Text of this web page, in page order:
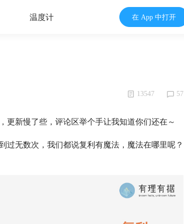
温度计 在 App 中打开
13547 57
更新慢了些，评论区举个手让我知道你们还在～
过无数次，我们都说复利有魔法，魔法在哪里呢？